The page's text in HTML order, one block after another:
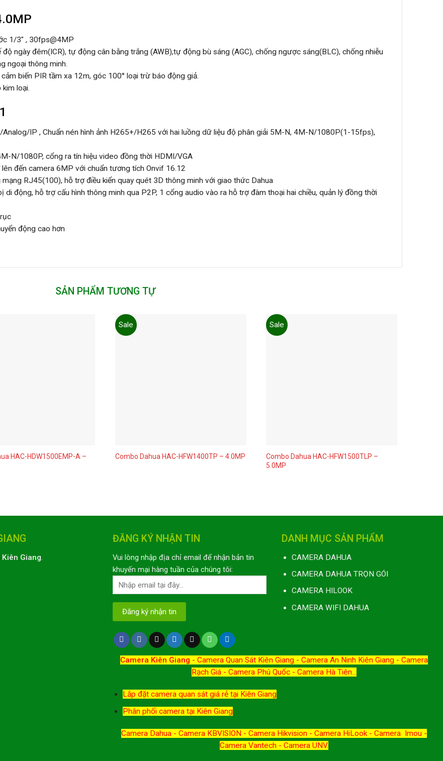
1/3″ , 30fps@4MP
ngày đêm(ICR), tự động cân bằng trắng (AWB),tự động bù sáng (AGC), chống ngược sáng(BLC), chống nhiễu
ngoại thông minh.
biến PIR tầm xa 12m, góc 100° loại trừ báo động giả.
loại.
IP , Chuẩn nén hình ảnh H265+/H265 với hai luồng dữ liệu độ phân giải 5M-N, 4M-N/1080P(1-15fps),
N/1080P, cổng ra tín hiệu video đồng thời HDMI/VGA
đến camera 6MP với chuẩn tương tích Onvif 16.12
RJ45(100), hỗ trợ điều kiển quay quét 3D thông minh với giao thức Dahua
động, hỗ trợ cấu hình thông minh qua P2P, 1 cổng audio vào ra hỗ trợ đàm thoại hai chiều, quản lý đồng thời
động cao hơn
SẢN PHẨM TƯƠNG TỰ
HAC-HDW1500EMP-A –
Sale
Combo Dahua HAC-HFW1400TP – 4.0MP
Sale
Combo Dahua HAC-HFW1500TLP –
5.0MP
Giang.
ĐĂNG KÝ NHẬN TIN
Vui lòng nhập địa chỉ email để nhận bản tin
khuyến mại hàng tuần của chúng tôi:
DANH MỤC SẢN PHẨM
CAMERA DAHUA
CAMERA DAHUA TRỌN GÓI
CAMERA HILOOK
CAMERA WIFI DAHUA
Camera Kiên Giang - Camera Quan Sát Kiên Giang - Camera An Ninh Kiên Giang - Camera
Rạch Giá - Camera Phú Quốc - Camera Hà Tiên...
Lắp đặt camera quan sát giá rẻ tại Kiên Giang
Phân phối camera tại Kiên Giang
Camera Dahua - Camera KBVISION - Camera Hikvision - Camera HiLook - Camera Imou -
Camera Vantech - Camera UNV.